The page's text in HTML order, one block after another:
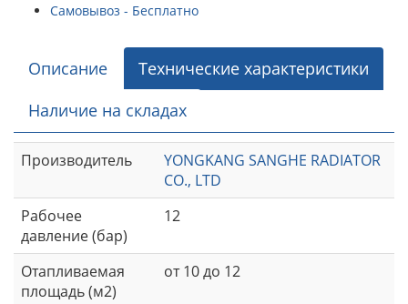
Самовывоз - Бесплатно
Описание
Технические характеристики
Наличие на складах
Производитель
YONGKANG SANGHE RADIATOR
CO., LTD
Рабочее
давление (бар)
12
Отапливаемая
площадь (м2)
от 10 до 12